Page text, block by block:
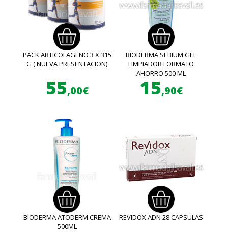
PACK ARTICOLAGENO 3 X 315
G ( NUEVA PRESENTACION)
55,00€
BIODERMA SEBIUM GEL
LIMPIADOR FORMATO
AHORRO 500 ML
15,90€
BIODERMA ATODERM CREMA
500ML
REVIDOX ADN 28 CAPSULAS